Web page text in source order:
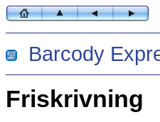
Barcody
Friskrivning